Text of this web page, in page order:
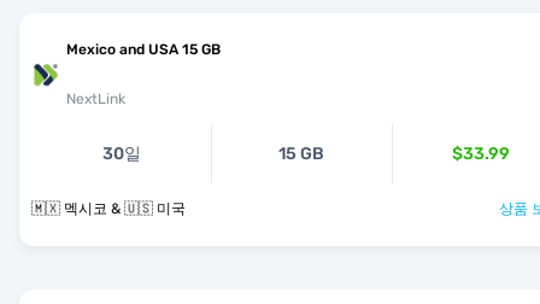
Mexico and USA 15 GB
NextLink
30일 15 GB $33.99
🇲🇽 멕시코 & 🇺🇸 미국 상품